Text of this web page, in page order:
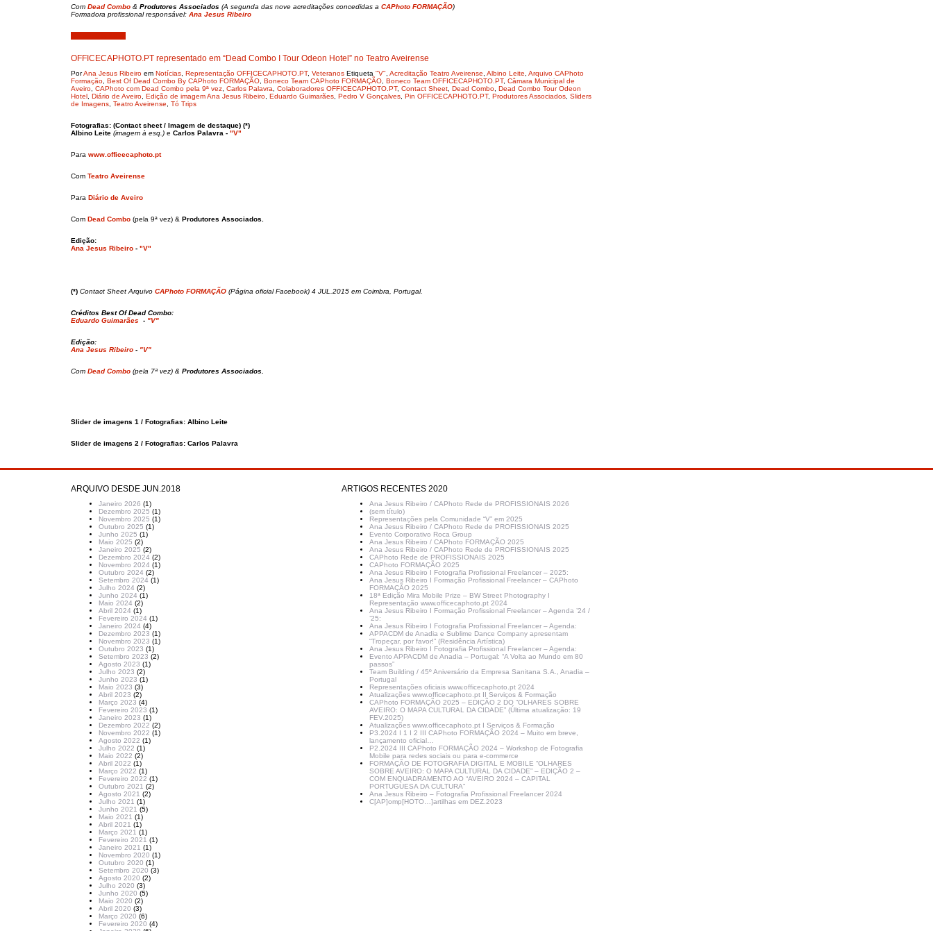
Com Dead Combo & Produtores Associados (A segunda das nove acreditações concedidas a CAPhoto FORMAÇÃO)
Formadora profissional responsável: Ana Jesus Ribeiro
OFFICECAPHOTO.PT representado em “Dead Combo I Tour Odeon Hotel” no Teatro Aveirense
PorAna Jesus Ribeiro em Notícias Representação OFFICECAPHOTO.PT, Veteranos Etiqueta "V" Acreditação Teatro Aveirense Albino Leite Arquivo CAPhoto
Formação Best Of Dead Combo By CAPhoto FORMAÇÃO Boneco Team CAPhoto FORMAÇÃO Boneco Team OFFICECAPHOTO.PT, Câmara Municipal de
Aveiro CAPhoto com Dead Combo pela 9ª vez Carlos Palavra Colaboradores OFFICECAPHOTO.PT, Contact Sheet Dead Combo Dead Combo Tour Odeon
Hotel Diário de Aveiro Edição de imagem Ana Jesus Ribeiro Eduardo Guimarães Pedro V Gonçalves Pin OFFICECAPHOTO.PT, Produtores Associados Sliders
de Imagens Teatro Aveirense Tó Trips
Fotografias: (Contact sheet / Imagem de destaque) (*)
Albino Leite (imagem à esq.) e Carlos Palavra - "V"
Para www.officecaphoto.pt
Com Teatro Aveirense
Para Diário de Aveiro
Com Dead Combo (pela 9ª vez) & Produtores Associados.
Edição:
Ana Jesus Ribeiro - "V"
(*) Contact Sheet Arquivo CAPhoto FORMAÇÃO (Página oficial Facebook) 4 JUL.2015 em Coimbra, Portugal.
Créditos Best Of Dead Combo:
Eduardo Guimarães
- "V"
Edição:
Ana Jesus Ribeiro - "V"
Com Dead Combo (pela 7ª vez) & Produtores Associados.
Slider de imagens 1 / Fotografias: Albino Leite
Slider de imagens 2 / Fotografias: Carlos Palavra
ARQUIVO DESDE JUN.2018
Janeiro 2026 (1)
Dezembro 2025 (1)
Novembro 2025 (1)
Outubro 2025 (1)
Junho 2025 (1)
Maio 2025 (2)
Janeiro 2025 (2)
Dezembro 2024 (2)
Novembro 2024 (1)
Outubro 2024 (2)
Setembro 2024 (1)
Julho 2024 (2)
Junho 2024 (1)
Maio 2024 (2)
Abril 2024 (1)
Fevereiro 2024 (1)
Janeiro 2024 (4)
Dezembro 2023 (1)
Novembro 2023 (1)
Outubro 2023 (1)
Setembro 2023 (2)
Agosto 2023 (1)
Julho 2023 (2)
Junho 2023 (1)
Maio 2023 (3)
Abril 2023 (2)
Março 2023 (4)
Fevereiro 2023 (1)
Janeiro 2023 (1)
Dezembro 2022 (2)
Novembro 2022 (1)
Agosto 2022 (1)
Julho 2022 (1)
Maio 2022 (2)
Abril 2022 (1)
Março 2022 (1)
Fevereiro 2022 (1)
Outubro 2021 (2)
Agosto 2021 (2)
Julho 2021 (1)
Junho 2021 (5)
Maio 2021 (1)
Abril 2021 (1)
Março 2021 (1)
Fevereiro 2021 (1)
Janeiro 2021 (1)
Novembro 2020 (1)
Outubro 2020 (1)
Setembro 2020 (3)
Agosto 2020 (2)
Julho 2020 (3)
Junho 2020 (5)
Maio 2020 (2)
Abril 2020 (3)
Março 2020 (6)
Fevereiro 2020 (4)
ARTIGOS RECENTES 2020
Ana Jesus Ribeiro / CAPhoto Rede de PROFISSIONAIS 2026
(sem título)
Representações pela Comunidade “V” em 2025
Ana Jesus Ribeiro / CAPhoto Rede de PROFISSIONAIS 2025
Evento Corporativo Roca Group
Ana Jesus Ribeiro / CAPhoto FORMAÇÃO 2025
Ana Jesus Ribeiro / CAPhoto Rede de PROFISSIONAIS 2025
CAPhoto Rede de PROFISSIONAIS 2025
CAPhoto FORMAÇÃO 2025
Ana Jesus Ribeiro I Fotografia Profissional Freelancer – 2025:
Ana Jesus Ribeiro I Formação Profissional Freelancer – CAPhoto
FORMAÇÃO 2025
18ª Edição Mira Mobile Prize – BW Street Photography I
Representação www.officecaphoto.pt 2024
Ana Jesus Ribeiro I Formação Profissional Freelancer – Agenda ’24 /
’25:
Ana Jesus Ribeiro I Fotografia Profissional Freelancer – Agenda:
APPACDM de Anadia e Sublime Dance Company apresentam
“Tropeçar, por favor!” (Residência Artística)
Ana Jesus Ribeiro I Fotografia Profissional Freelancer – Agenda:
Evento APPACDM de Anadia – Portugal: “A Volta ao Mundo em 80
passos”
Team Building / 45º Aniversário da Empresa Sanitana S.A., Anadia –
Portugal
Representações oficiais www.officecaphoto.pt 2024
Atualizações www.officecaphoto.pt II Serviços & Formação
CAPhoto FORMAÇÃO 2025 – EDIÇÃO 2 DO “OLHARES SOBRE
AVEIRO: O MAPA CULTURAL DA CIDADE” (Última atualização: 19
FEV.2025)
Atualizações www.officecaphoto.pt I Serviços & Formação
P3.2024 I 1 I 2 III CAPhoto FORMAÇÃO 2024 – Muito em breve,
lançamento oficial…
P2.2024 III CAPhoto FORMAÇÃO 2024 – Workshop de Fotografia
Mobile para redes sociais ou para e-commerce
FORMAÇÃO DE FOTOGRAFIA DIGITAL E MOBILE “OLHARES
SOBRE AVEIRO: O MAPA CULTURAL DA CIDADE” – EDIÇÃO 2 –
COM ENQUADRAMENTO AO “AVEIRO 2024 – CAPITAL
PORTUGUESA DA CULTURA”
Ana Jesus Ribeiro – Fotografia Profissional Freelancer 2024
C[AP]omp[HOTO…]artilhas em DEZ.2023